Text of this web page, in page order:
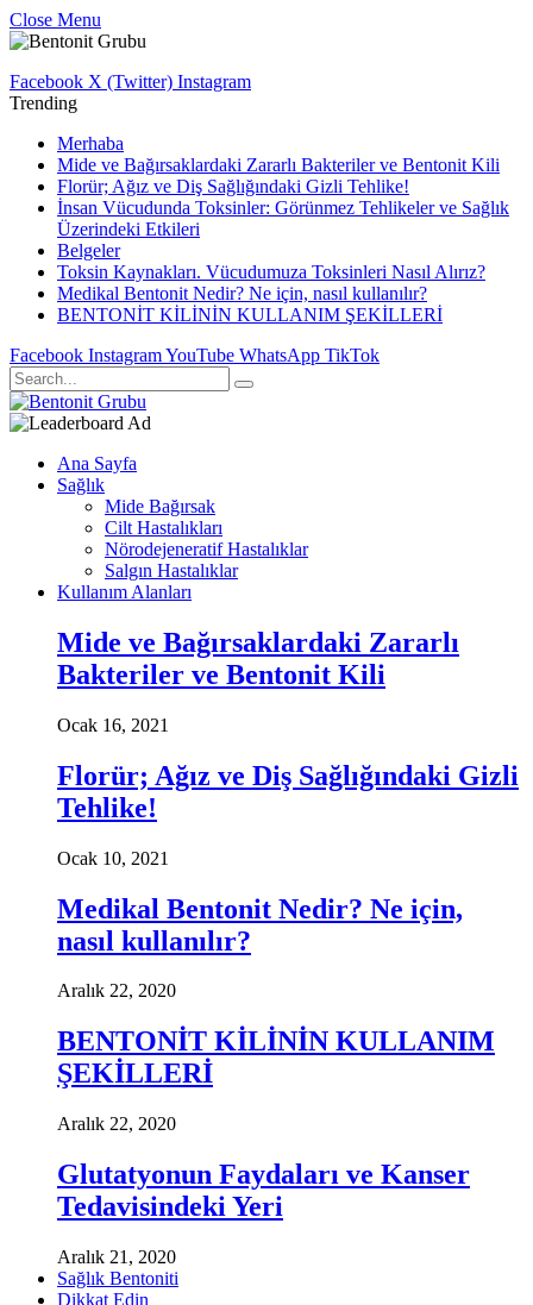
Close Menu
Facebook X (Twitter) Instagram
Trending
Merhaba
Mide ve Bağırsaklardaki Zararlı Bakteriler ve Bentonit Kili
Florür; Ağız ve Diş Sağlığındaki Gizli Tehlike!
İnsan Vücudunda Toksinler: Görünmez Tehlikeler ve Sağlık
Üzerindeki Etkileri
Belgeler
Toksin Kaynakları. Vücudumuza Toksinleri Nasıl Alırız?
Medikal Bentonit Nedir? Ne için, nasıl kullanılır?
BENTONİT KİLİNİN KULLANIM ŞEKİLLERİ
Facebook InstagramYouTube WhatsApp TikTok
Ana Sayfa
Sağlık
Mide Bağırsak
Cilt Hastalıkları
Nörodejeneratif Hastalıklar
Salgın Hastalıklar
Kullanım Alanları
Mide ve Bağırsaklardaki Zararlı
Bakteriler ve Bentonit Kili
Ocak 16, 2021
Florür; Ağız ve Diş Sağlığındaki Gizli
Tehlike!
Ocak 10, 2021
Medikal Bentonit Nedir? Ne için,
nasıl kullanılır?
Aralık 22, 2020
BENTONİT KİLİNİN KULLANIM
ŞEKİLLERİ
Aralık 22, 2020
Glutatyonun Faydaları ve Kanser
Tedavisindeki Yeri
Aralık 21, 2020
Sağlık Bentoniti
Dikkat Edin